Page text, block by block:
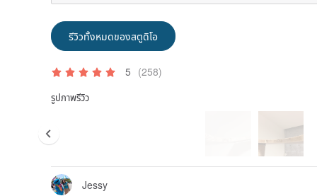
รีวิวทั้งหมดของสตูดิโอ
5 (258)
รูปภาพรีวิว
Jessy